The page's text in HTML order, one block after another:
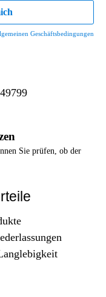
Geschäftsbedingungen
Sie prüfen, ob der